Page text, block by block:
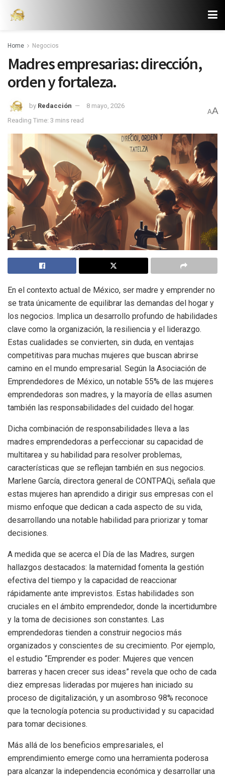
Home Negocios
Madres empresarias: dirección,
orden y fortaleza.
by Redacción
8 mayo, 2026
Reading Time: 3 mins read
AA
En el contexto actual de México, ser madre y emprender no
se trata únicamente de equilibrar las demandas del hogar y
los negocios. Implica un desarrollo profundo de habilidades
clave como la organización, la resiliencia y el liderazgo.
Estas cualidades se convierten, sin duda, en ventajas
competitivas para muchas mujeres que buscan abrirse
camino en el mundo empresarial. Según la Asociación de
Emprendedores de México, un notable 55% de las mujeres
emprendedoras son madres, y la mayoría de ellas asumen
también las responsabilidades del cuidado del hogar.
Dicha combinación de responsabilidades lleva a las
madres emprendedoras a perfeccionar su capacidad de
multitarea y su habilidad para resolver problemas,
características que se reflejan también en sus negocios.
Marlene García, directora general de CONTPAQi, señala que
estas mujeres han aprendido a dirigir sus empresas con el
mismo enfoque que dedican a cada aspecto de su vida,
desarrollando una notable habilidad para priorizar y tomar
decisiones.
A medida que se acerca el Día de las Madres, surgen
hallazgos destacados: la maternidad fomenta la gestión
efectiva del tiempo y la capacidad de reaccionar
rápidamente ante imprevistos. Estas habilidades son
cruciales en el ámbito emprendedor, donde la incertidumbre
y la toma de decisiones son constantes. Las
emprendedoras tienden a construir negocios más
organizados y conscientes de su crecimiento. Por ejemplo,
el estudio “Emprender es poder: Mujeres que vencen
barreras y hacen crecer sus ideas” revela que ocho de cada
diez empresas lideradas por mujeres han iniciado su
proceso de digitalización, y un asombroso 98% reconoce
que la tecnología potencia su productividad y su capacidad
para tomar decisiones.
Más allá de los beneficios empresariales, el
emprendimiento emerge como una herramienta poderosa
para alcanzar la independencia económica y desarrollar una